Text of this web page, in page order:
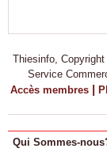
Thiesinfo,
Service
Accès membres |
Qui Sommes-